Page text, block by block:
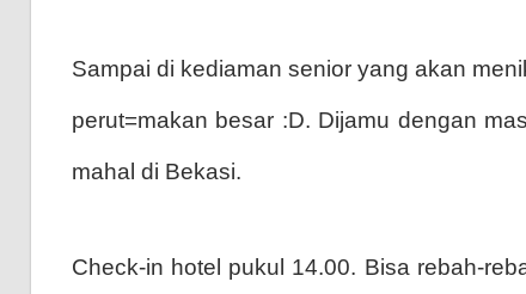
Sampai di kediaman senior yang akan
perut=makan besar :D. Dijamu dengan
mahal di Bekasi.
Check-in hotel pukul 14.00. Bisa rebah-